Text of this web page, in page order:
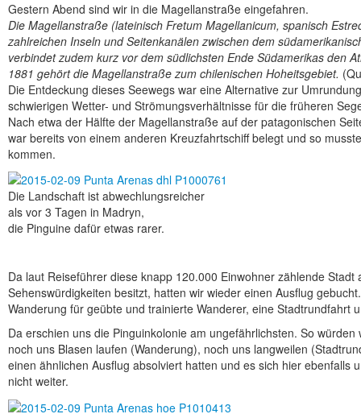
Gestern Abend sind wir in die Magellanstraße eingefahren.
Die Magellanstraße (lateinisch Fretum Magellanicum, spanisch
zahlreichen Inseln und Seitenkanälen zwischen dem
verbindet zudem kurz vor dem südlichsten Ende Südamerikas den
1881 gehört die Magellanstraße zum chilenischen Hoheitsgebiet.
Die Entdeckung dieses Seewegs war eine Alternative zur
schwierigen Wetter- und Strömungsverhältnisse für die früheren
Nach etwa der Hälfte der Magellanstraße auf der patagonischen
war bereits von einem anderen Kreuzfahrtschiff belegt und so
kommen.
Die Landschaft ist abwechlungsreicher
als vor 3 Tagen in Madryn,
die Pinguine dafür etwas rarer.
Da laut Reiseführer diese knapp 120.000 Einwohner zählende
Sehenswürdigkeiten besitzt, hatten wir wieder einen Ausflug
Wanderung für geübte und trainierte Wanderer, eine Stadtrundfahrt
Da erschien uns die Pinguinkolonie am ungefährlichsten. So
noch uns Blasen laufen (Wanderung), noch uns langweilen
einen ähnlichen Ausflug absolviert hatten und es sich hier ebenfalls
nicht weiter.